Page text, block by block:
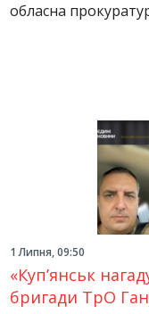
обласна
1 Липня, 09:50
«Куп’янськ
бригади ТрО